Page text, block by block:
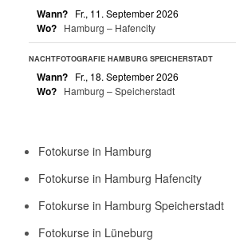
Wann? Fr., 11. September 2026
Wo? Hamburg – Hafencity
NACHTFOTOGRAFIE HAMBURG SPEICHERSTADT
Wann? Fr., 18. September 2026
Wo? Hamburg – Speicherstadt
Fotokurse in Hamburg
Fotokurse in Hamburg Hafencity
Fotokurse in Hamburg Speicherstadt
Fotokurse in Lüneburg